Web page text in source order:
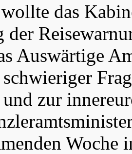
das
der
Auswärtige
zur
Woche